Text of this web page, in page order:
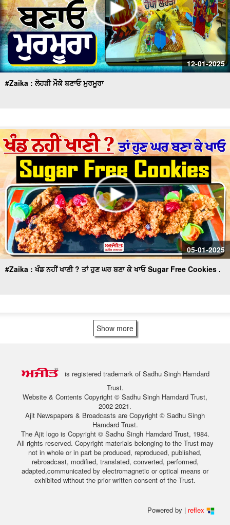
12-01-2025
#Zaika : ਲੋਹੜੀ ਮੌਕੇ ਬਣਾਓ ਮੁਰਮੂਰਾ
05-01-2025
#Zaika : ਖੰਡ ਨਹੀਂ ਖਾਣੀ ? ਤਾਂ ਹੁਣ ਘਰ ਬਣਾ ਕੇ ਖਾਓ Sugar Free Cookies .
Show more
is registered trademark of Sadhu Singh Hamdard
Trust.
Website & Contents Copyright © Sadhu Singh Hamdard Trust,
2002-2021.
Ajit Newspapers & Broadcasts are Copyright © Sadhu Singh
Hamdard Trust.
The Ajit logo is Copyright © Sadhu Singh Hamdard Trust, 1984.
All rights reserved. Copyright materials belonging to the Trust may
not in whole or in part be produced, reproduced, published,
rebroadcast, modified, translated, converted, performed,
adapted,communicated by electromagnetic or optical means or
exhibited without the prior written consent of the Trust.
Powered by | reflex